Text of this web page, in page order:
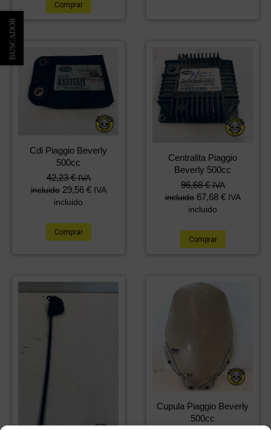
Comprar
Cdi Piaggio Beverly
500cc
42,23€ IVA
incluido 29,56 € IVA
incluido
Comprar
Centralita Piaggio
Beverly 500cc
96,68€ IVA
incluido 67,68 € IVA
incluido
Comprar
Cupula Piaggio Beverly
500cc